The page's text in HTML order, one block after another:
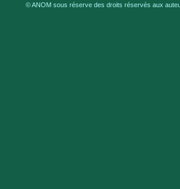
© ANOM sous réserve des droits réservés aux